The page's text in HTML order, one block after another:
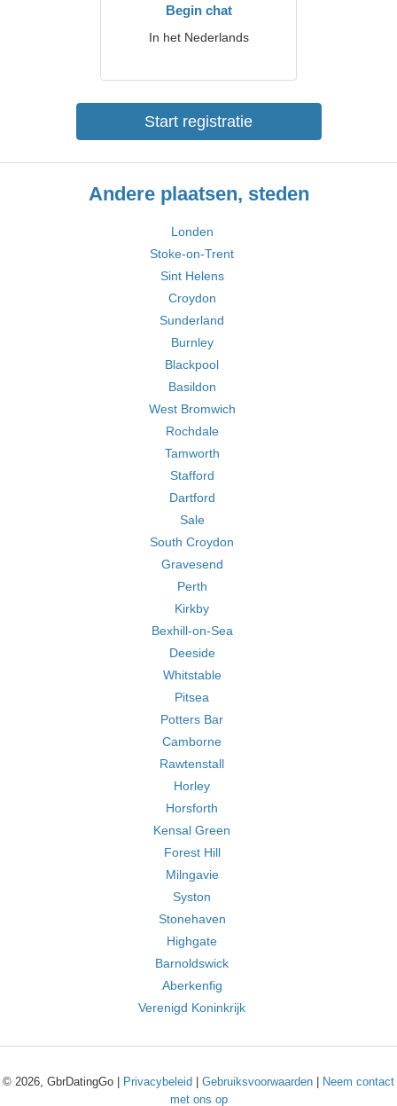
Begin chat
In het Nederlands
Start registratie
Andere plaatsen, steden
Londen
Stoke-on-Trent
Sint Helens
Croydon
Sunderland
Burnley
Blackpool
Basildon
West Bromwich
Rochdale
Tamworth
Stafford
Dartford
Sale
South Croydon
Gravesend
Perth
Kirkby
Bexhill-on-Sea
Deeside
Whitstable
Pitsea
Potters Bar
Camborne
Rawtenstall
Horley
Horsforth
Kensal Green
Forest Hill
Milngavie
Syston
Stonehaven
Highgate
Barnoldswick
Aberkenfig
Verenigd Koninkrijk
© 2026, GbrDatingGo | Privacybeleid Gebruiksvoorwaarden
Neem contact
met ons op